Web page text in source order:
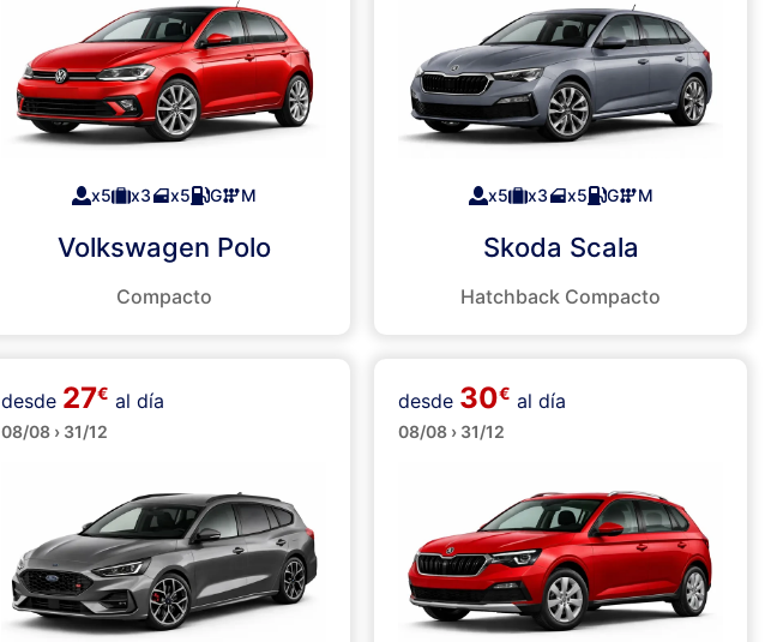
x5 x3 x5 G M
Volkswagen Polo
Compacto
x5 x3 x5 G M
Skoda Scala
Hatchback Compacto
Familiares
desde 27€ al día
08/08 › 31/12 SUVs
desde 30€ al día
08/08 › 31/12